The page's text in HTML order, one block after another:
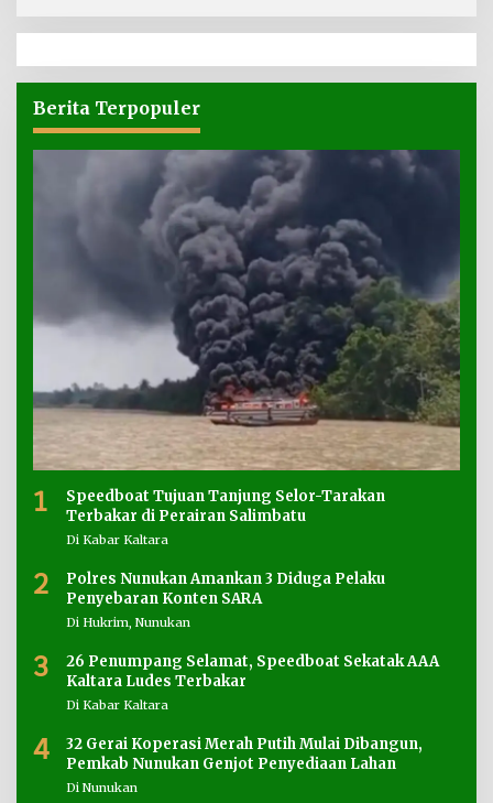
Berita Terpopuler
1
Speedboat Tujuan Tanjung Selor-Tarakan
Terbakar di Perairan Salimbatu
Di Kabar Kaltara
2
Polres Nunukan Amankan 3 Diduga Pelaku
Penyebaran Konten SARA
Di Hukrim, Nunukan
3
26 Penumpang Selamat, Speedboat Sekatak AAA
Kaltara Ludes Terbakar
Di Kabar Kaltara
4
32 Gerai Koperasi Merah Putih Mulai Dibangun,
Pemkab Nunukan Genjot Penyediaan Lahan
Di Nunukan